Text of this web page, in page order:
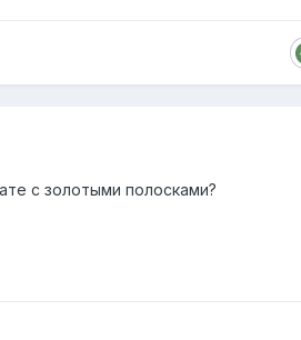
с золотыми полосками?